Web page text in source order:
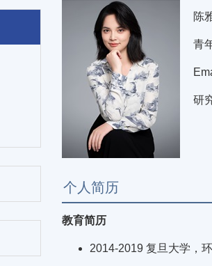
陈
青
研
个人简历
教育简历
2014-2019 复旦大学，